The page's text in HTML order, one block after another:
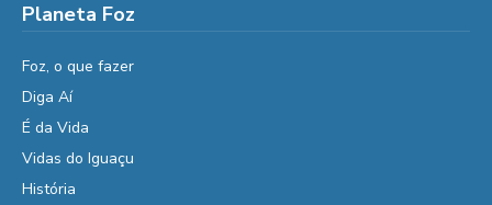
Planeta Foz
Foz, o que fazer
Diga Aí
É da Vida
Vidas do Iguaçu
História